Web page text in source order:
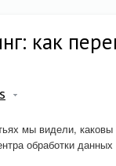
как
мы видели, каковы
обработки